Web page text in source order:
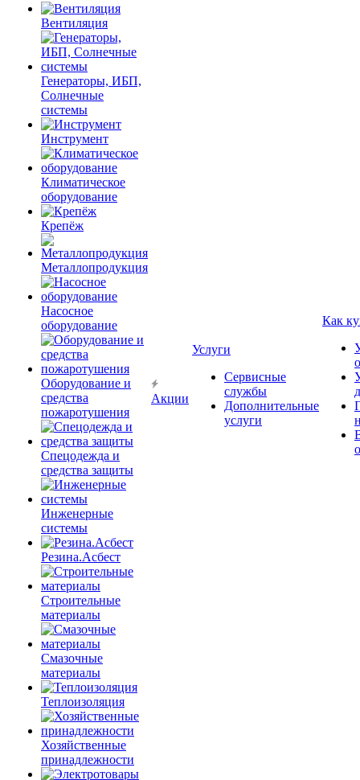
Вентиляция
Генераторы, ИБП,
Солнечные
системы
Инструмент
Климатическое
оборудование
Крепёж
Металлопродукция
Насосное
оборудование
Оборудование и
средства
пожаротушения
Спецодежда и
средства защиты
Инженерные
системы
Резина.Асбест
Строительные
материалы
Смазочные
материалы
Теплоизоляция
Хозяйственные
принадлежности
Акции
Услуги
Сервисные
службы
Дополнительные
услуги
Как